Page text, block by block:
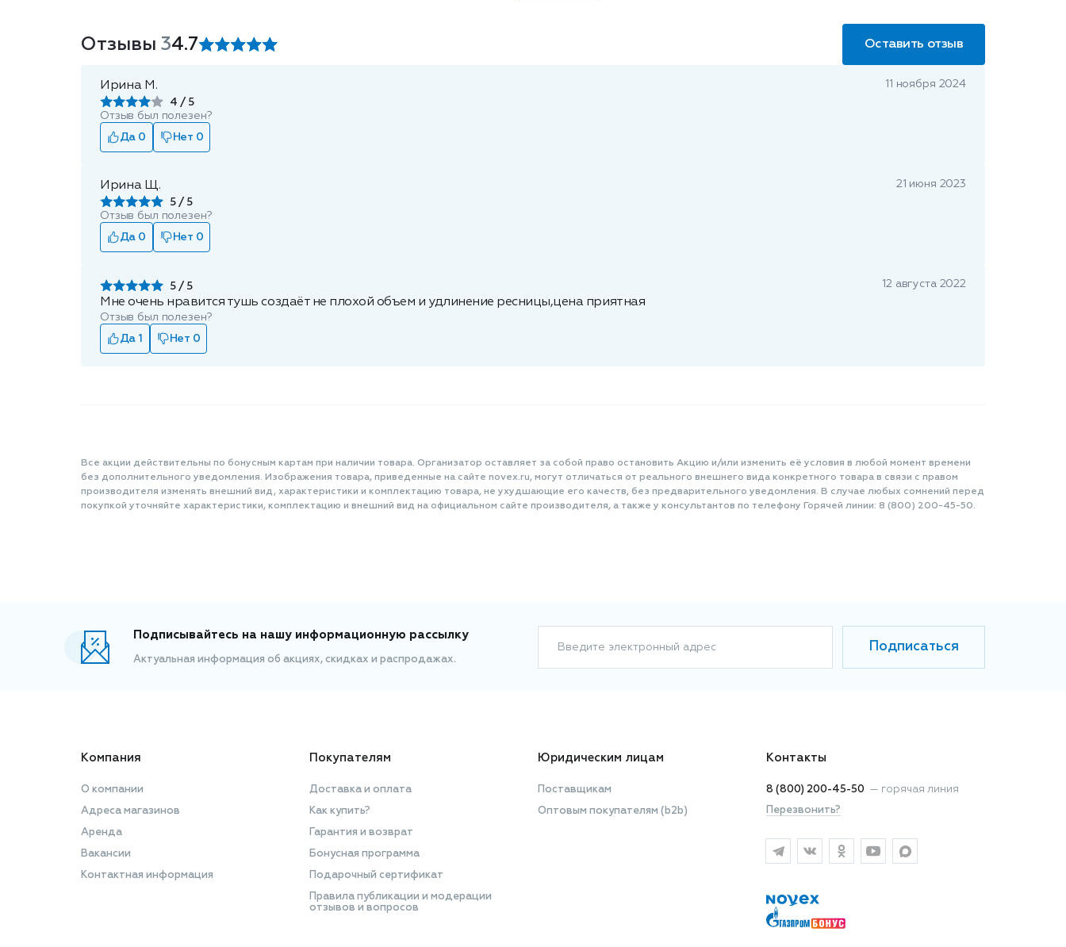
Отзывы 34.7 Оставить отзыв
Ирина М.
4
11 ноября 2024
Отзыв был полезен?
Да 0
Нет 0
Ирина Щ.
5
21 июня 2023
Отзыв был полезен?
Да 0
Нет 0
5 12 августа 2022
Мне очень нравится тушь создаёт не плохой объем и удлинение ресницы,цена приятная
Отзыв был полезен?
Да 1
Нет 0
Все акции действительны по бонусным картам при наличии товара. Организатор оставляет за собой право остановить Акцию и/или изменить её условия в любой момент времени
без дополнительного уведомления. Изображения товара, приведенные на сайте novex.ru, могут отличаться от реального внешнего вида конкретного товара в связи с правом
производителя изменять внешний вид, характеристики и комплектацию товара, не ухудшающие его качеств, без предварительного уведомления. В случае любых сомнений перед
покупкой уточняйте характеристики, комплектацию и внешний вид на официальном сайте производителя, а также у консультантов по телефону Горячей линии: 8 (800) 200-45-50.
Подписывайтесь на нашу информационную рассылку
Актуальная информация об акциях, скидках и распродажах.
Введите электронный адрес Подписаться
Компания
О компании
Адреса магазинов
Аренда
Вакансии
Контактная информация
Покупателям
Доставка и оплата
Как купить?
Гарантия и возврат
Бонусная программа
Подарочный сертификат
Правила публикации и модерации
отзывов и вопросов
Юридическим лицам
Поставщикам
Оптовым покупателям (b2b)
Контакты
8 (800) 200-45-50 — горячая линия
Перезвонить?